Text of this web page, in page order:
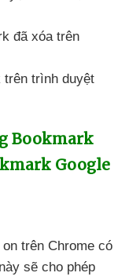
đã xóa trên
trên trình duyệt
Bookmark
Google
trên Chrome có
sẽ cho phép